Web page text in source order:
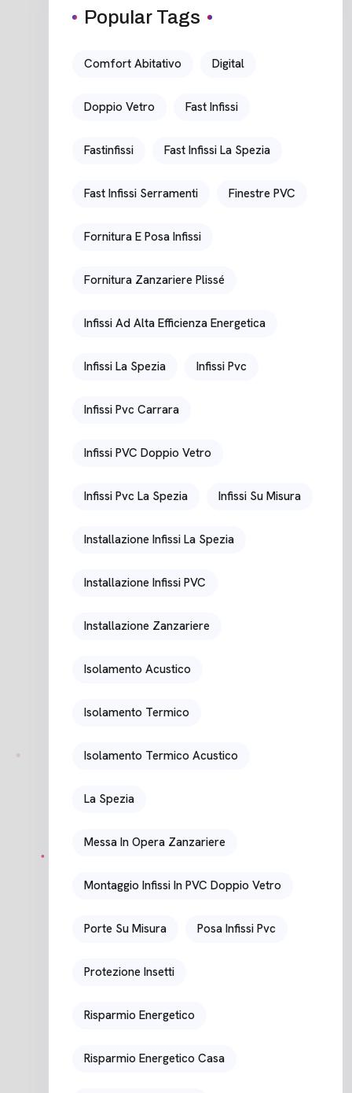
Popular Tags
Comfort Abitativo Digital
Doppio Vetro Fast Infissi
Fastinfissi Fast Infissi La Spezia
Fast Infissi Serramenti Finestre PVC
Fornitura E Posa Infissi
Fornitura Zanzariere Plissé
Infissi Ad Alta Efficienza Energetica
Infissi La Spezia Infissi Pvc
Infissi Pvc Carrara
Infissi PVC Doppio Vetro
Infissi Pvc La Spezia Infissi Su Misura
Installazione Infissi La Spezia
Installazione Infissi PVC
Installazione Zanzariere
Isolamento Acustico
Isolamento Termico
Isolamento Termico Acustico
La Spezia
Messa In Opera Zanzariere
Montaggio Infissi In PVC Doppio Vetro
Porte Su Misura Posa Infissi Pvc
Protezione Insetti
Risparmio Energetico
Risparmio Energetico Casa